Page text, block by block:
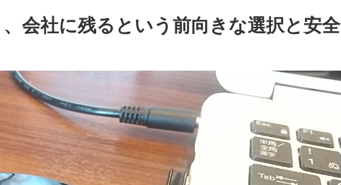
会社に残るという前向きな選択と安全